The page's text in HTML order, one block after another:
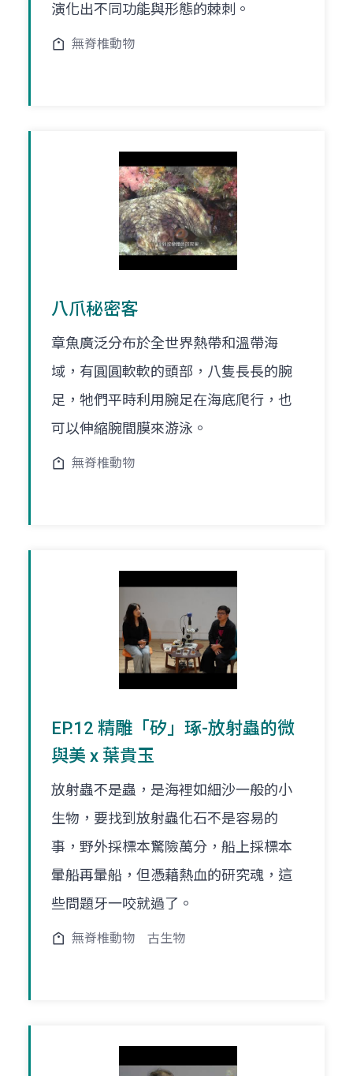
演化出不同功能與形態的棘刺。
無脊椎動物
八爪秘密客
章魚廣泛分布於全世界熱帶和溫帶海
域，有圓圓軟軟的頭部，八隻長長的腕
足，牠們平時利用腕足在海底爬行，也
可以伸縮腕間膜來游泳。
無脊椎動物
EP.12 精雕「矽」琢-放射蟲的微
與美 x 葉貴玉
放射蟲不是蟲，是海裡如細沙一般的小
生物，要找到放射蟲化石不是容易的
事，野外採標本驚險萬分，船上採標本
暈船再暈船，但憑藉熱血的研究魂，這
些問題牙一咬就過了。
無脊椎動物 古生物